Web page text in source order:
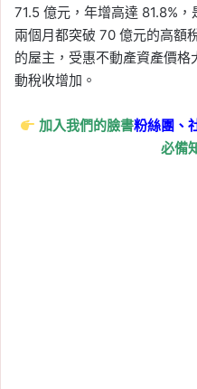
71.5 億元，年增高達 81.8%
兩個月都突破 70 億元的高額
的屋主，受惠不動產資產價
動稅收增加。
加入我們的臉書粉絲團、
必備